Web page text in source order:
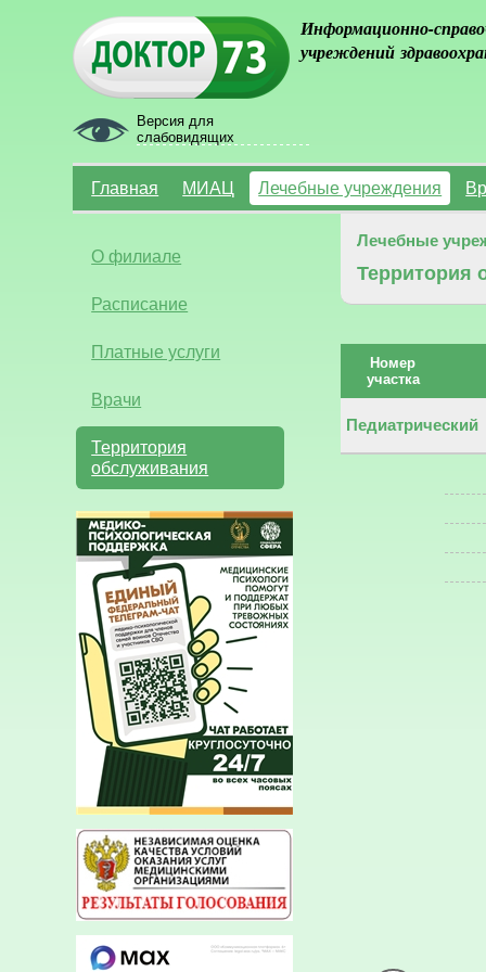
Версия для
слабовидящих
Информационно-
учреждений
Главная МИАЦ Лечебные учреждения
О филиале
Расписание
Платные услуги
Врачи
Территория
обслуживания
Лечебные
Территория
Номер
участка
Педиатрический